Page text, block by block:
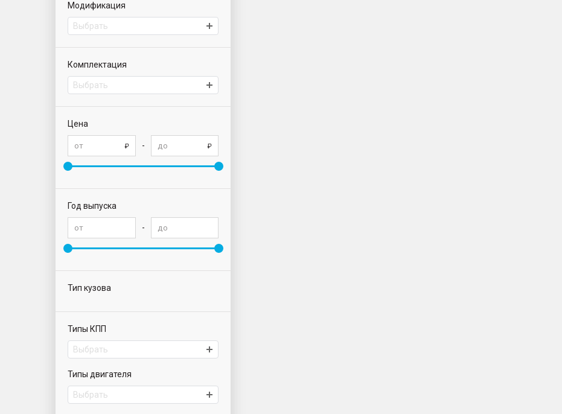
Модификация
Выбрать
Комплектация
Выбрать
Цена
-
Год выпуска
-
Тип кузова
Типы КПП
Выбрать
Типы двигателя
Выбрать